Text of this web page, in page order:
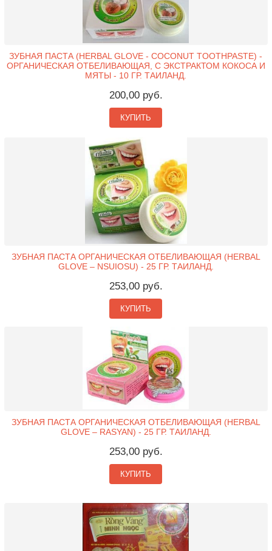
ЗУБНАЯ ПАСТА (HERBAL GLOVE - COCONUT TOOTHPASTE) -
ОРГАНИЧЕСКАЯ ОТБЕЛИВАЮЩАЯ, С ЭКСТРАКТОМ КОКОСА И
МЯТЫ - 10 ГР. ТАИЛАНД.
200,00 руб.
КУПИТЬ
ЗУБНАЯ ПАСТА ОРГАНИЧЕСКАЯ ОТБЕЛИВАЮЩАЯ (HERBAL
GLOVE – NSUIOSU) - 25 ГР. ТАИЛАНД.
253,00 руб.
КУПИТЬ
ЗУБНАЯ ПАСТА ОРГАНИЧЕСКАЯ ОТБЕЛИВАЮЩАЯ (HERBAL
GLOVE – RASYAN) - 25 ГР. ТАИЛАНД.
253,00 руб.
КУПИТЬ